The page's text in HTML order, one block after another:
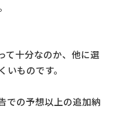
て十分なのか、他に選
ものです。
での予想以上の追加納